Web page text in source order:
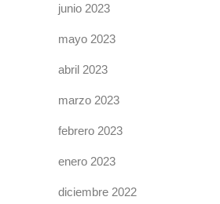
junio 2023
mayo 2023
abril 2023
marzo 2023
febrero 2023
enero 2023
diciembre 2022